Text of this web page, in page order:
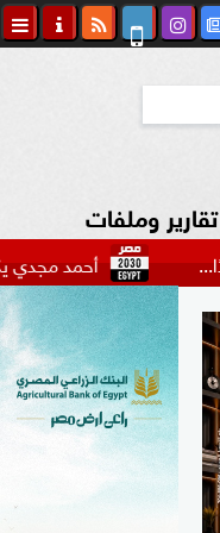
مصر
تقارير وملفات
أحمد مجدي يكشف